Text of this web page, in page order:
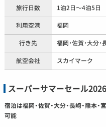
旅行日数 1泊2日～4泊5日
利用空港 福岡
行き先 福岡・佐賀・大分・
航空会社 スカイマーク
スーパーサマーセール2026
宿泊は福岡・佐賀・大分・長崎・熊本
可能